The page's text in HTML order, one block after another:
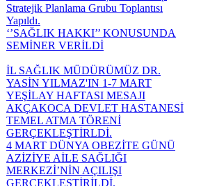
Stratejik Planlama Grubu Toplantısı
Yapıldı.
‘’SAĞLIK HAKKI’’ KONUSUNDA
SEMİNER VERİLDİ
İL SAĞLIK MÜDÜRÜMÜZ DR.
YASİN YILMAZ'IN 1-7 MART
YEŞİLAY HAFTASI MESAJI
AKÇAKOCA DEVLET HASTANESİ
TEMEL ATMA TÖRENİ
GERÇEKLEŞTİRLDİ.
4 MART DÜNYA OBEZİTE GÜNÜ
AZİZİYE AİLE SAĞLIĞI
MERKEZİ’NİN AÇILIŞI
GERÇEKLEŞTİRİLDİ.